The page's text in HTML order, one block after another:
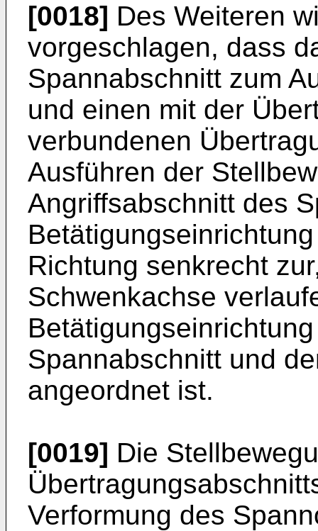
[0018] Des Weiteren
vorgeschlagen, dass
Spannabschnitt zum
und einen mit der
verbundenen
Ausführen der
Angriffsabschnitt des
Richtung senkrecht
Schwenkachse
Spannabschnitt und
angeordnet ist.
[0019] Die
Verformung des